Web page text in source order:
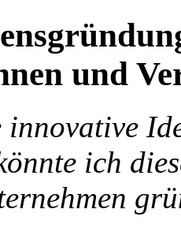
und
innovative
ich